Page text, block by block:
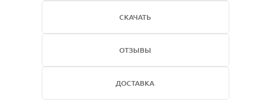
СКАЧАТЬ
ОТЗЫВЫ
ДОСТАВКА